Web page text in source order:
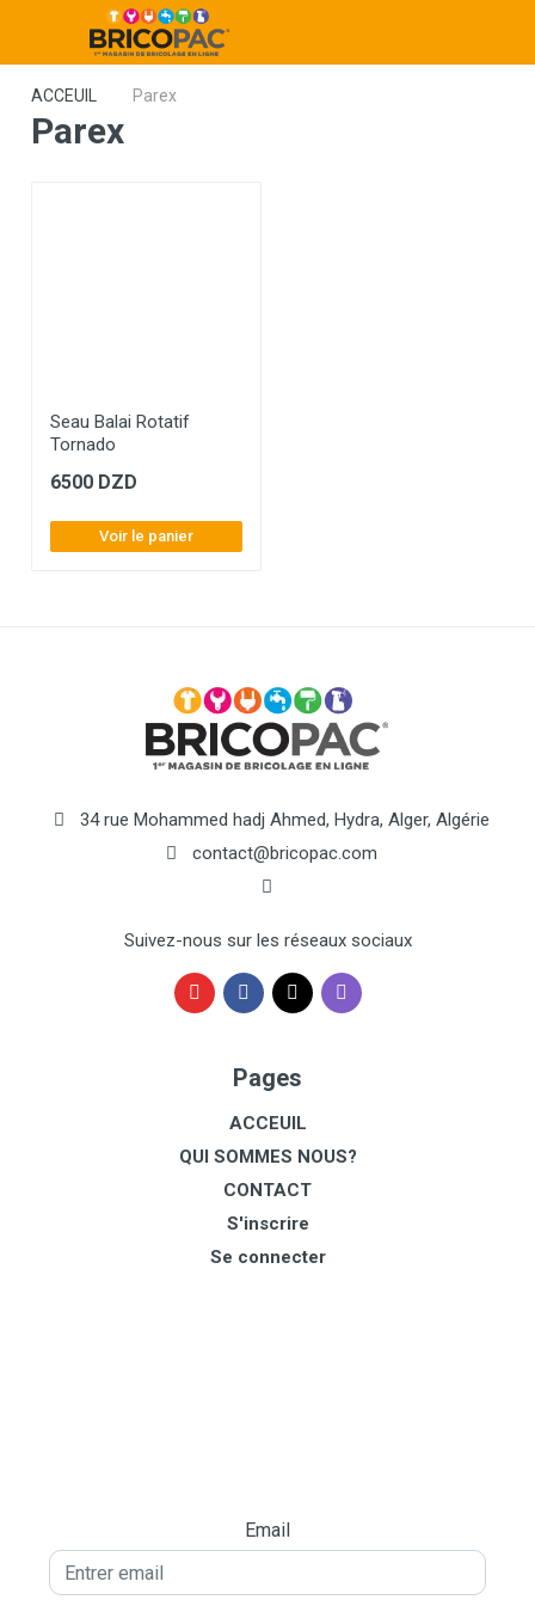
ACCEUIL Parex
Parex
Seau Balai Rotatif
Tornado
6500 DZD
Voir le panier
34 rue Mohammed hadj Ahmed, Hydra, Alger, Algérie
contact@bricopac.com
Suivez-nous sur les réseaux sociaux
Pages
ACCEUIL
QUI SOMMES NOUS?
CONTACT
S'inscrire
Se connecter
Email